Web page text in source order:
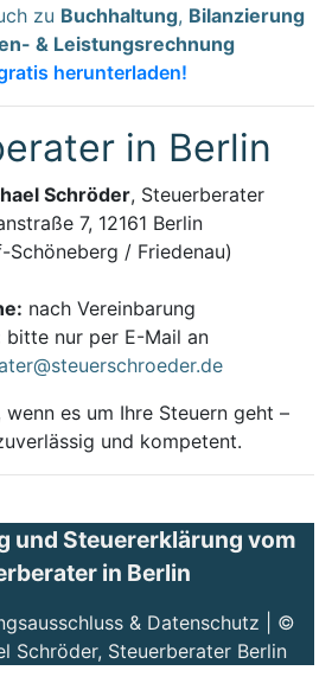
zu Buchhaltung, Bilanzierung
& Leistungsrechnung
herunterladen!
in Berlin
Schröder, Steuerberater
7, 12161 Berlin
Schöneberg / Friedenau)
nach Vereinbarung
bitte nur per E-Mail an
es um Ihre Steuern geht –
und kompetent.
und Steuererklärung vom
in Berlin
& Datenschutz | ©
Schröder, Steuerberater Berlin